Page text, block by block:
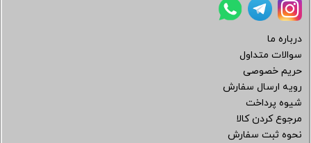
درباره ما
سوالات متداول
حریم خصوصی
رویه ارسال سفارش
شیوه پرداخت
مرجوع کردن کالا
نحوه ثبت سفارش